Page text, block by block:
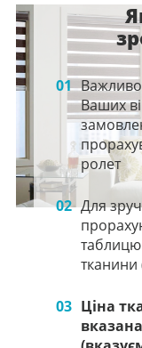
01
Ваших
ролет
02 Для
таблицю
тканини
03 Ціна